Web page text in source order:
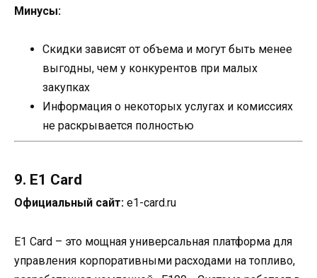
Минусы:
Скидки зависят от объема и могут быть менее
выгодны, чем у конкурентов при малых
закупках
Информация о некоторых услугах и комиссиях
не раскрывается полностью
9. E1 Card
Официальный сайт: e1-card.ru
E1 Card – это мощная универсальная платформа для
управления корпоративными расходами на топливо,